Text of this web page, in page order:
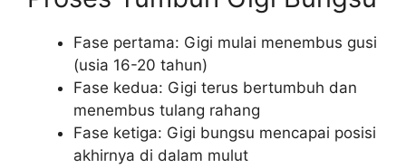
Fase pertama: Gigi mulai menembus gusi
(usia 16-20 tahun)
Fase kedua: Gigi terus bertumbuh dan
menembus tulang rahang
Fase ketiga: Gigi bungsu mencapai posisi
akhirnya di dalam mulut